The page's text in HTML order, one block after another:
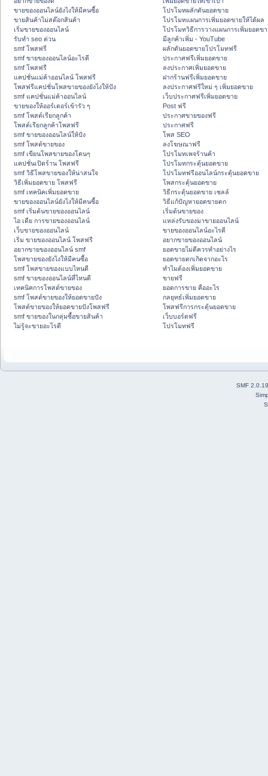
ขายของออนไลน์ยังไงให้มีคนซื้อ
ขายสินค้าไม่สต๊อกสินค้า
เริ่มขายของออนไลน์
รับทำ seo ด่วน
smf โพสฟรี
smf ขายของออนไลน์อะไรดี
smf โพสฟรี
แคปชั่นแม่ค้าออนไลน์ โพสฟรี
โพสฟรีแคปชั่นโพสขายของยังไงให้ปัง
smf แคปชั่นแม่ค้าออนไลน์
ขายของให้ออร์เดอร์เข้ารัว ๆ
smf โพสต์เรียกลูกค้า
โพสต์เรียกลูกค้าโพสฟรี
smf ขายของออนไลน์ให้ปัง
smf โพสต์ขายของ
smf เขียนโพสขายของโดนๆ
แคปชั่นเปิดร้าน โพสฟรี
smf วิธีโพสขายของให้น่าสนใจ
วิธีเพิ่มยอดขาย โพสฟรี
smf เทคนิคเพิ่มยอดขาย
ขายของออนไลน์ยังไงให้มีคนซื้อ
smf เริ่มต้นขายของออนไลน์
ไอ เดีย การขายของออนไลน์
เว็บขายของออนไลน์
เริ่ม ขายของออนไลน์ โพสฟรี
อยากขายของออนไลน์ smf
โพสขายของยังไงให้มีคนซื้อ
smf โพสขายของแบบไหนดี
smf ขายของออนไลน์ที่ไหนดี
เทคนิคการโพสต์ขายของ
smf โพสต์ขายของให้ยอดขายปัง
โพสต์ขายของให้ยอดขายปังโพสฟรี
smf ขายของในกลุ่มซื้อขายสินค้า
ไม่รู้จะขายอะไรดี
โปรโมทผลักดันยอดขาย
โปรโมทแผนการเพิ่มยอดขายให้ได้ผล
โปรโมทวิธีการวางแผนการเพิ่มยอดข
มีลูกค้าเพิ่ม - YouTube
ผลักดันยอดขายโปรโมทฟรี
ประกาศฟรีเพิ่มยอดขาย
ลงประกาศเพิ่มยอดขาย
ฝากร้านฟรีเพิ่มยอดขาย
ลงประกาศฟรีใหม่ ๆ เพิ่มยอดขาย
เว็บประกาศฟรีเพิ่มยอดขาย
Post ฟรี
ประกาศขายของฟรี
ประกาศฟรี
โพส SEO
ลงโฆษณาฟรี
โปรโมทเพจร้านค้า
โปรโมทกระตุ้นยอดขาย
โปรโมทฟรีออนไลน์กระตุ้นยอดขาย
โพสกระตุ้นยอดขาย
วิธีกระตุ้นยอดขาย เซลล์
วิธีแก้ปัญหายอดขายตก
เริ่มต้นขายของ
แหล่งรับของมาขายออนไลน์
ขายของออนไลน์อะไรดี
อยากขายของออนไลน์
ยอดขายไม่ดีควรทำอย่างไร
ยอดขายตกเกิดจากอะไร
ทำไมต้องเพิ่มยอดขาย
ขายฟรี
ยอดการขาย คืออะไร
กลยุทธ์เพิ่มยอดขาย
โพสฟรีการกระตุ้นยอดขาย
เว็บบอร์ดฟรี
โปรโมทฟรี
SMF 2.0.19